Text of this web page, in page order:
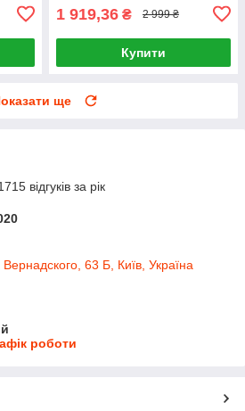
1 919,36 ₴ 2 999 ₴
Купити
ще
відгуків за рік
63 Б, Київ, Україна
роботи